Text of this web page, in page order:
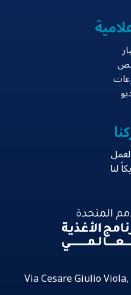
لنا
Via Cesare Giulio